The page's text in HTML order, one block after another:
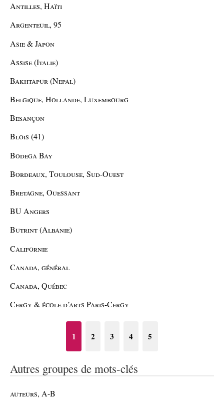
Antilles, Haïti
Argenteuil, 95
Asie & Japon
Assise (Italie)
Bakhtapur (Nepal)
Belgique, Hollande, Luxembourg
Besançon
Blois (41)
Bodega Bay
Bordeaux, Toulouse, Sud-Ouest
Bretagne, Ouessant
BU Angers
Butrint (Albanie)
Californie
Canada, général
Canada, Québec
Cergy & école d’arts Paris-Cergy
1 2 3 4 5
Autres groupes de mots-clés
auteurs, A-B